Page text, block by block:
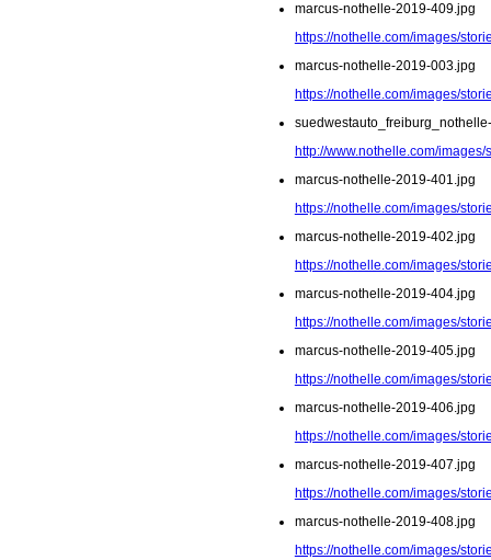
marcus-nothelle-2019-409.jpg
https://nothelle.com/images/
marcus-nothelle-2019-003.jpg
https://nothelle.com/images/
http://www.nothelle.com/
marcus-nothelle-2019-401.jpg
https://nothelle.com/images/
marcus-nothelle-2019-402.jpg
https://nothelle.com/images/
marcus-nothelle-2019-404.jpg
https://nothelle.com/images/
marcus-nothelle-2019-405.jpg
https://nothelle.com/images/
marcus-nothelle-2019-406.jpg
https://nothelle.com/images/
marcus-nothelle-2019-407.jpg
https://nothelle.com/images/
marcus-nothelle-2019-408.jpg
https://nothelle.com/images/